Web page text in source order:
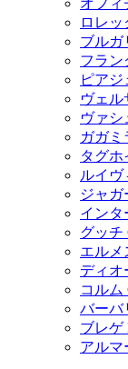
ロレ
ブル
フラン
ピアジ
ヴェル
ヴァシ
ガガミ
タグホ
ルイ
ジャガ
インタ
グッチ
エルメ
ディオ
コルム
バーバ
ブレゲ
アル